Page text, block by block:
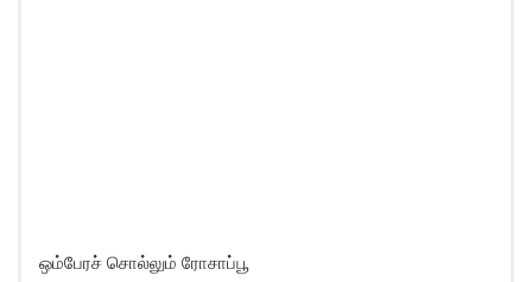
ஒம்பேரச் சொல்லும் ரோசாப்பூ